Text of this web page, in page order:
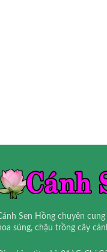
Sen Hồng chuyên
súng, chậu trồng cây